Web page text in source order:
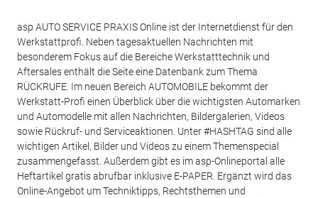
asp AUTO SERVICE PRAXIS Online ist der Internetdienst für den
Werkstattprofi. Neben tagesaktuellen Nachrichten mit
besonderem Fokus auf die Bereiche Werkstatttechnik und
Aftersales enthält die Seite eine Datenbank zum Thema
RÜCKRUFE. Im neuen Bereich AUTOMOBILE bekommt der
Werkstatt-Profi einen Überblick über die wichtigsten Automarken
und Automodelle mit allen Nachrichten, Bildergalerien, Videos
sowie Rückruf- und Serviceaktionen. Unter #HASHTAG sind alle
wichtigen Artikel, Bilder und Videos zu einem Themenspecial
zusammengefasst. Außerdem gibt es im asp-Onlineportal alle
Heftartikel gratis abrufbar inklusive E-PAPER. Ergänzt wird das
Online-Angebot um Techniktipps, Rechtsthemen und